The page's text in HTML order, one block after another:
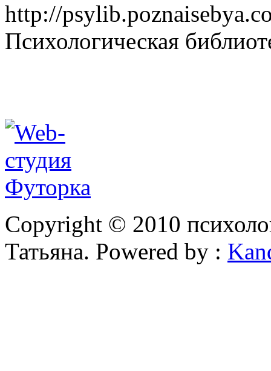
http://psylib.poznaisebya.
Психологическая
Copyright © 2010
Татьяна. Powered by :